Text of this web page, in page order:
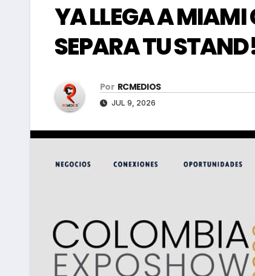
YA LLEGA A
SEPARA TU
Por RCMEDIOS
JUL 9, 2026